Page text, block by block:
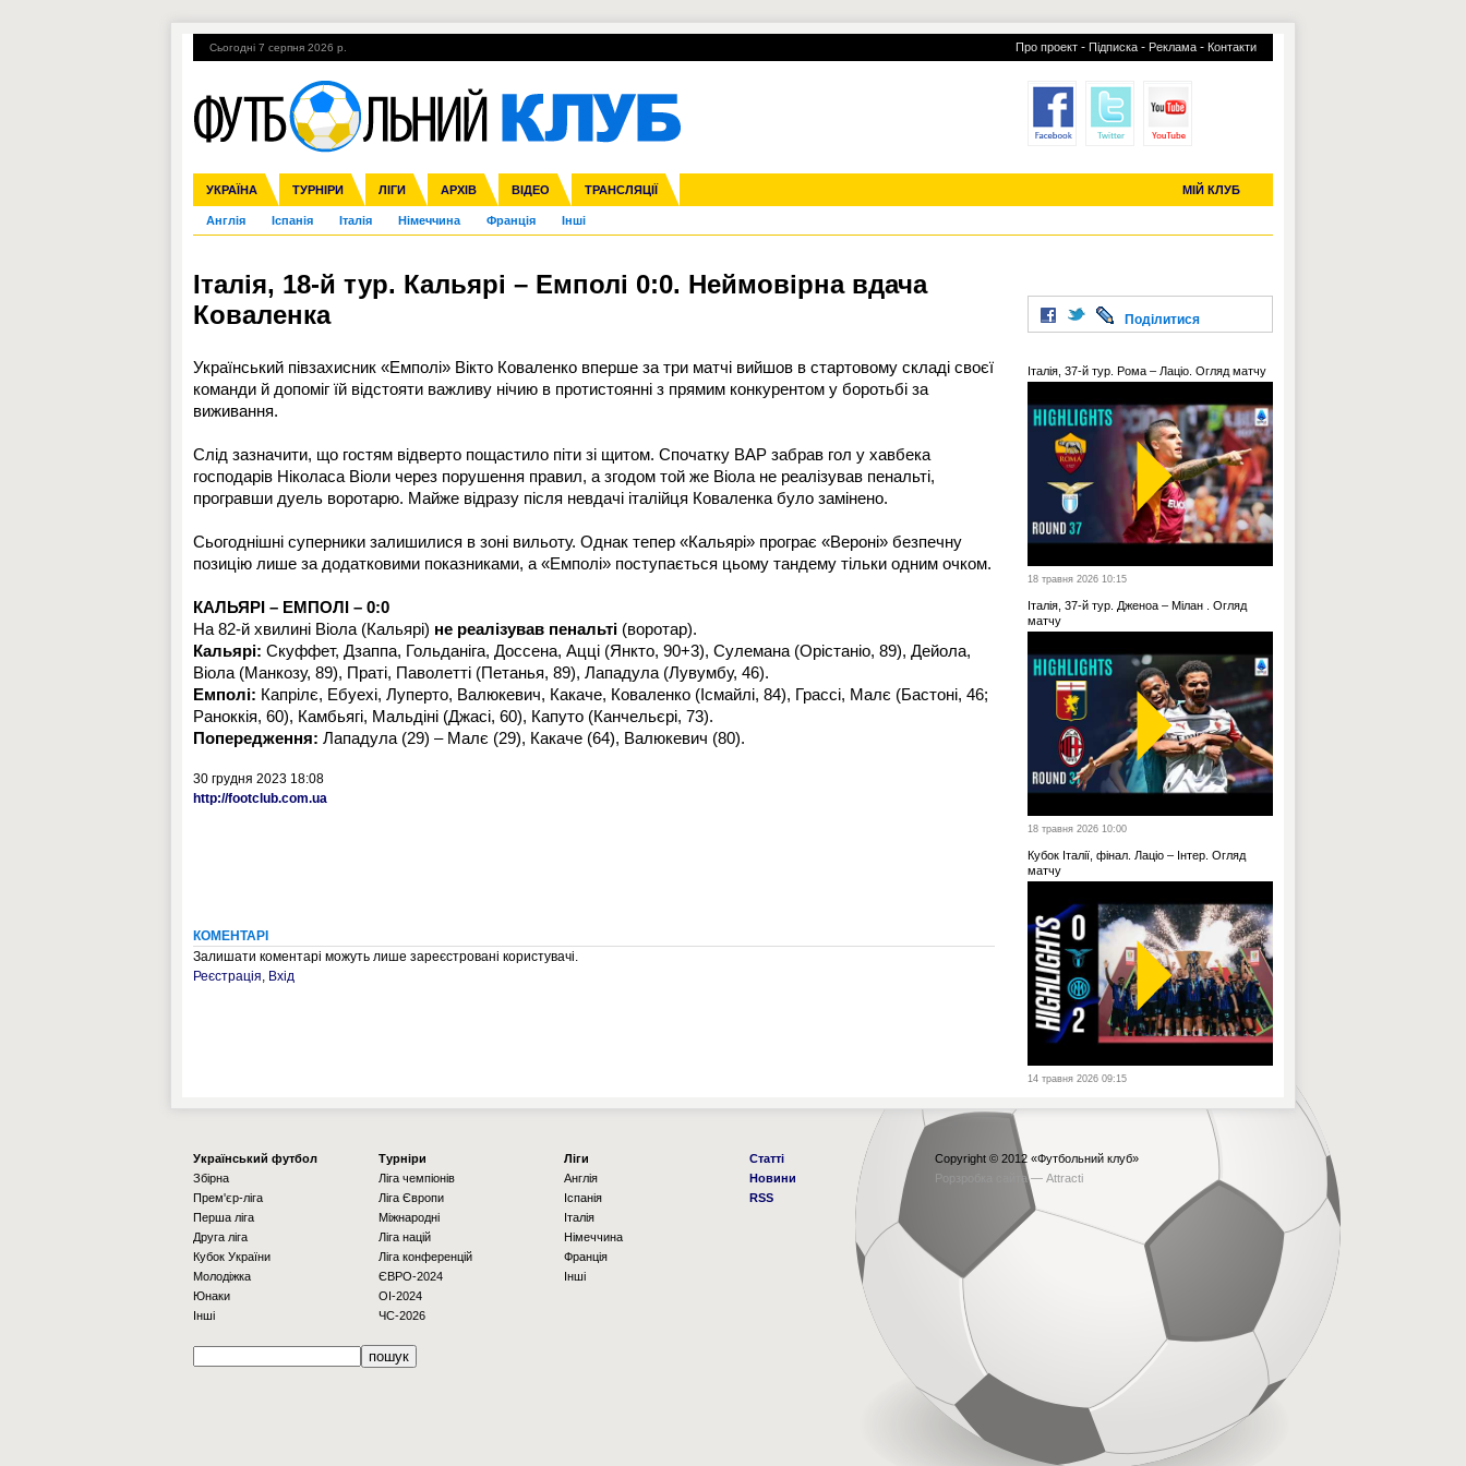
Сьогодні 7 серпня 2026 р. Про проект - Підписка - Реклама - Контакти
УКРАЇНА ТУРНІРИ ЛІГИ АРХІВ ВІДЕО ТРАНСЛЯЦІЇ МІЙ КЛУБ
Збірна Прем'єр-ліга Перша ліга Друга ліга Кубок України Молодіжка
Ліга чемпіонів Ліга Європи Міжнародні Ліга націй Ліга конференцій
Англія Іспанія Італія Німеччина Франція Інші
ЧС-2014 ЄВРО-2016 Росія Кубок конфедерацій ЧЄ-2015 (U-21)
Гарячі теми УПЛ, 1-й тур ВІЙНА УПЛ-ПЕРЕХОДИ УСІ ТРАНСФЕРИ
Італія, 18-й тур. Кальярі – Емполі 0:0. Неймовірна вдача
Коваленка
Український півзахисник «Емполі» Вікто Коваленко вперше за три матчі вийшов в стартовому складі своєї
команди й допоміг їй відстояти важливу нічию в протистоянні з прямим конкурентом у боротьбі за
виживання.
Слід зазначити, що гостям відверто пощастило піти зі щитом. Спочатку ВАР забрав гол у хавбека
господарів Ніколаса Віоли через порушення правил, а згодом той же Віола не реалізував пенальті,
програвши дуель воротарю. Майже відразу після невдачі італійця Коваленка було замінено.
Сьогоднішні суперники залишилися в зоні вильоту. Однак тепер «Кальярі» програє «Вероні» безпечну
позицію лише за додатковими показниками, а «Емполі» поступається цьому тандему тільки одним очком.
КАЛЬЯРІ – ЕМПОЛІ – 0:0
На 82-й хвилині Віола (Кальярі) не реалізував пенальті (воротар).
Кальярі: Скуффет, Дзаппа, Гольданіга, Доссена, Ацці (Янкто, 90+3), Сулемана (Орістаніо, 89), Дейола,
Віола (Манкозу, 89), Праті, Паволетті (Петанья, 89), Лападула (Лувумбу, 46).
Емполі: Капрілє, Ебуехі, Луперто, Валюкевич, Какаче, Коваленко (Ісмайлі, 84), Грассі, Малє (Бастоні, 46;
Раноккія, 60), Камбьягі, Мальдіні (Джасі, 60), Капуто (Канчельєрі, 73).
Попередження: Лападула (29) – Малє (29), Какаче (64), Валюкевич (80).
30 грудня 2023 18:08
http://footclub.com.ua
КОМЕНТАРІ
Залишати коментарі можуть лише зареєстровані користувачі.
Реєстрація, Вхід
Поділитися
Італія, 37-й тур. Рома – Лаціо. Огляд матчу
18 травня 2026 10:15
Італія, 37-й тур. Дженоа – Мілан . Огляд
матчу
18 травня 2026 10:00
Кубок Італії, фінал. Лаціо – Інтер. Огляд
матчу
14 травня 2026 09:15
Українcький футбол
Збірна
Прем'єр-ліга
Перша ліга
Друга ліга
Кубок України
Молодіжка
Юнаки
Інші
Турніри
Ліга чемпіонів
Ліга Європи
Міжнародні
Ліга націй
Ліга конференцій
ЄВРО-2024
OI-2024
ЧС-2026
Ліги
Англія
Іспанія
Італія
Німеччина
Франція
Інші
Статті
Новини
RSS
Copyright © 2012 «Футбольний клуб»
Рорзробка сайта — Attracti